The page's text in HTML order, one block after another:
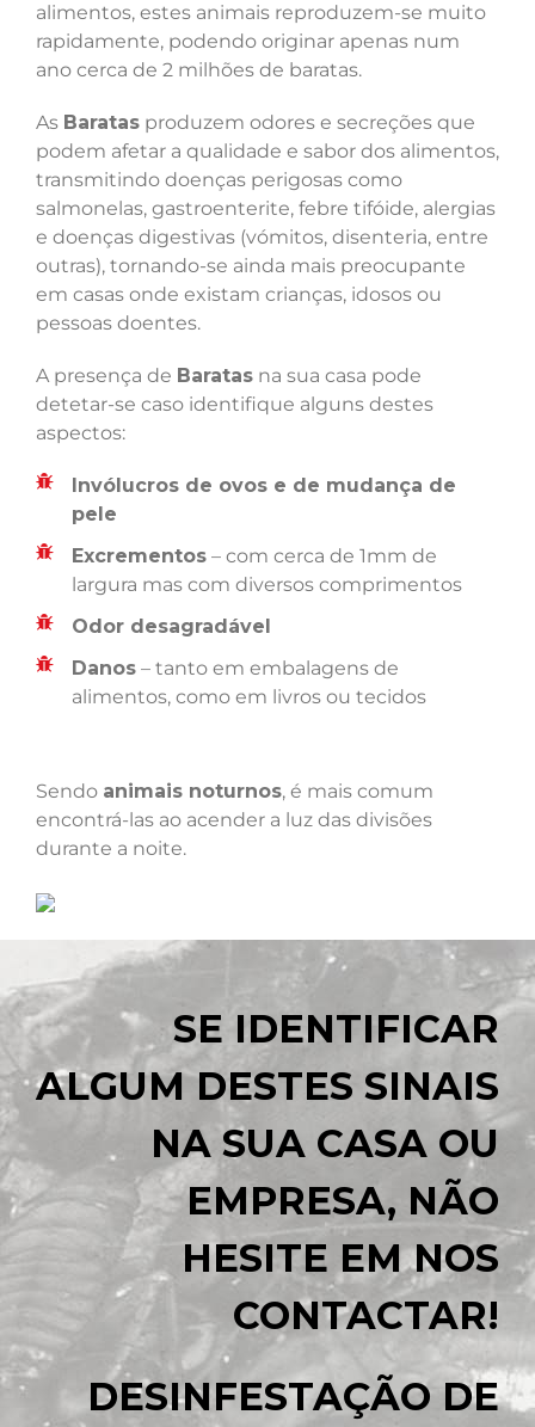
alimentos, estes animais reproduzem-se muito
rapidamente, podendo originar apenas num
ano cerca de 2 milhões de baratas.
As Baratas produzem odores e secreções que
podem afetar a qualidade e sabor dos alimentos,
transmitindo doenças perigosas como
salmonelas, gastroenterite, febre tifóide, alergias
e doenças digestivas (vómitos, disenteria, entre
outras), tornando-se ainda mais preocupante
em casas onde existam crianças, idosos ou
pessoas doentes.
A presença de Baratas na sua casa pode
detetar-se caso identifique alguns destes
aspectos:
Invólucros de ovos e de mudança de
pele
Excrementos – com cerca de 1mm de
largura mas com diversos comprimentos
Odor desagradável
Danos – tanto em embalagens de
alimentos, como em livros ou tecidos
Sendo animais noturnos, é mais comum
encontrá-las ao acender a luz das divisões
durante a noite.
SE IDENTIFICAR
ALGUM DESTES SINAIS
NA SUA CASA OU
EMPRESA, NÃO
HESITE EM NOS
CONTACTAR!
DESINFESTAÇÃO DE